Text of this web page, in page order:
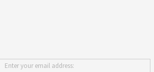
Enter your email address: